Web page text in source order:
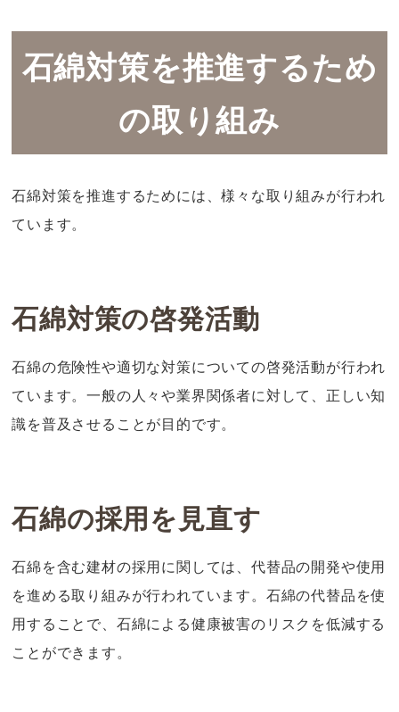
石綿対策を推進するため
の取り組み
石綿対策を推進するためには、様々な取り組みが行われ
ています。
石綿対策の啓発活動
石綿の危険性や適切な対策についての啓発活動が行われ
ています。一般の人々や業界関係者に対して、正しい知
識を普及させることが目的です。
石綿の採用を見直す
石綿を含む建材の採用に関しては、代替品の開発や使用
を進める取り組みが行われています。石綿の代替品を使
用することで、石綿による健康被害のリスクを低減する
ことができます。